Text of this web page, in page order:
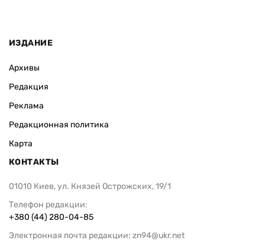
ИЗДАНИЕ
Архивы
Редакция
Реклама
Редакционная политика
Карта
КОНТАКТЫ
01010 Киев, ул. Князей Острожских, 19/1
Телефон редакции:
+380 (44) 280-04-85
Электронная почта редакции: zn94@ukr.net